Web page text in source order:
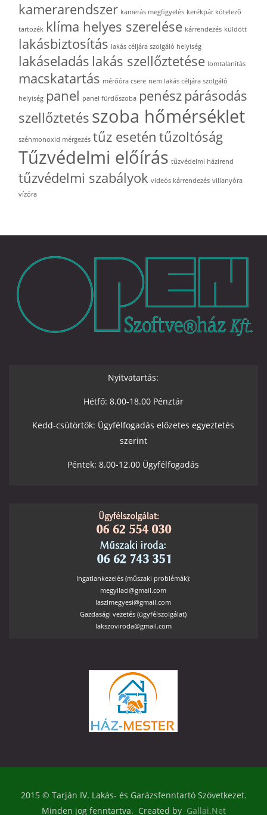
kamerarendszer kamerás megfigyelés kerékpár kötelező
tartozék klíma helyes szerelése kárrendezés küldött
lakásbiztosítás lakás céljára szolgáló helyiség
lakáseladás lakás szellőztetése lomtalanítás
macskatartás mérőóra csere nem lakás céljára szolgáló
helyiség panel panel fürdőszoba penész párásodás
szellőztetés szoba hőmérséklet
szénmonoxid mérgezés tűz esetén tűzoltóság
Tűzvédelmi előírás tűzvédelmi házirend
tűzvédelmi szabályok videós kárrendezés villanyóra
vízóra
Nyitvatartás:
Hétfő: 8.00-18.00 Pénztár
Kedd-csütörtök: Ügyfélfogadás előzetes egyeztetés
szerint
Péntek: 8.00-12.00 Ügyfélfogadás
Ingatlankezelés (műszaki problémák):
megyilaci@gmail.com
laszlmegyesi@gmail.com
Gazdasági vezetés (ügyfélszolgálat)
lakszoviroda@gmail.com
2015 © Tarján IV. Lakás- és Garázsfenntartó Szövetkezet.
Minden jog fenntartva. Created by Gallai.Net